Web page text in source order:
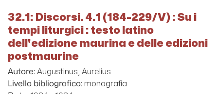
32.1: Discorsi. 4.1 (184-229/V) : Su i
tempi liturgici : testo latino
dell'edizione maurina e delle edizioni
postmaurine
Autore: Augustinus, Aurelius
Livello bibliografico: monografia